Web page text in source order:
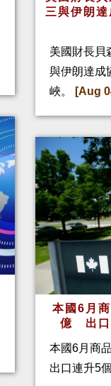
三與伊朗
美國財長貝
與伊朗達成
峽。
[Aug
本國6月
億 出口
本國6月商
出口連升5